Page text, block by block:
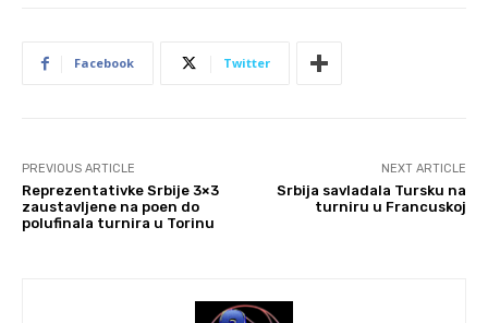
Facebook Twitter
PREVIOUS ARTICLE
Reprezentativke Srbije 3×3
zaustavljene na poen do
polufinala turnira u Torinu
NEXT ARTICLE
Srbija savladala Tursku na
turniru u Francuskoj